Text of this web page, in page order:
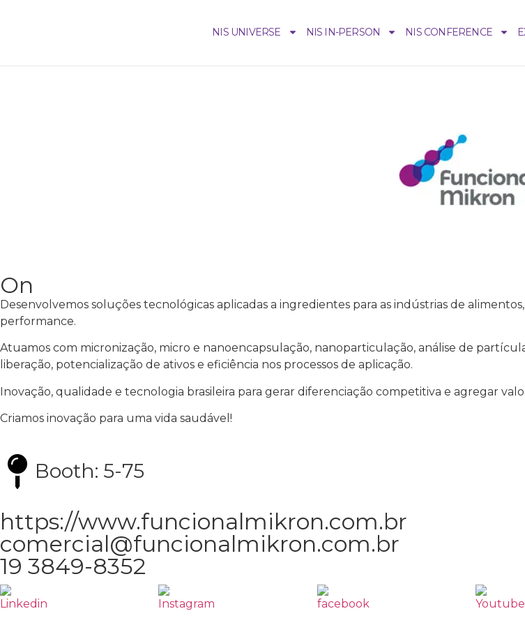
NIS UNIVERSE NIS IN-PERSON NIS CONFERENCE
On
Desenvolvemos soluções tecnológicas aplicadas a ingredientes para as indústrias de
performance.
Atuamos com micronização, micro e nanoencapsulação, nanoparticulação, análise de
liberação, potencialização de ativos e eficiência nos processos de aplicação.
Inovação, qualidade e tecnologia brasileira para gerar diferenciação competitiva e agregar
Criamos inovação para uma vida saudável!
Booth: 5-75
https://www.funcionalmikron.com.br
comercial@funcionalmikron.com.br
19 3849-8352